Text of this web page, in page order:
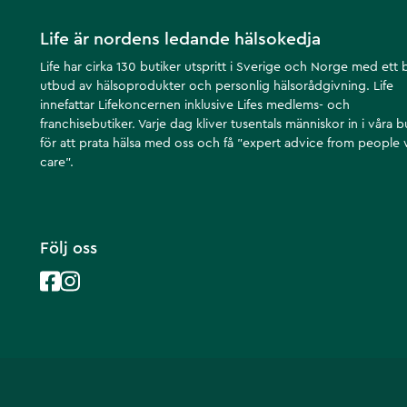
Life är nordens ledande hälsokedja
Life har cirka 130 butiker utspritt i Sverige och Norge med ett
utbud av hälsoprodukter och personlig hälsorådgivning. Life
innefattar Lifekoncernen inklusive Lifes medlems- och
franchisebutiker. Varje dag kliver tusentals människor in i våra
för att prata hälsa med oss och få ”expert advice from people
care”.
Följ oss